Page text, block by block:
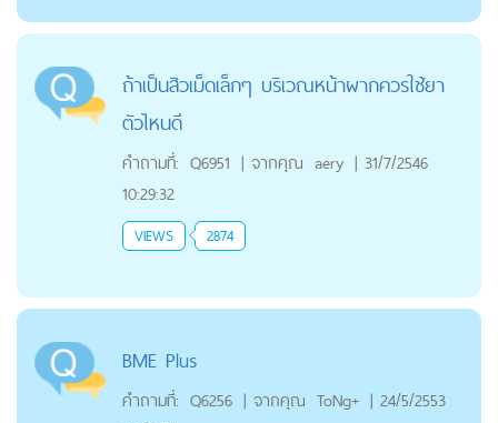
ถ้าเป็นสิวเม็ดเล็กๆ บริเวณหน้าผากควรใช้ยา
ตัวไหนดี
คำถามที่: Q6951 | จากคุณ aery | 31/7/2546
10:29:32
VIEWS 2874
BME Plus
คำถามที่: Q6256 | จากคุณ ToNg+ | 24/5/2553